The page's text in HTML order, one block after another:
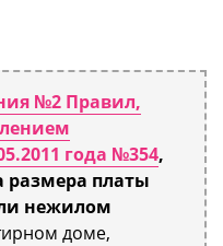
№2 Правил,
года №354,
размера платы
нежилом
доме,